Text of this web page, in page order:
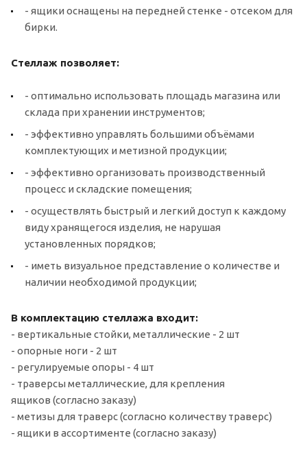
- ящики оснащены на передней стенке - отсеком для
бирки.
Стеллаж позволяет:
- оптимально использовать площадь магазина или
склада при хранении инструментов;
- эффективно управлять большими объёмами
комплектующих и метизной продукции;
- эффективно организовать производственный
процесс и складские помещения;
- осуществлять быстрый и легкий доступ к каждому
виду хранящегося изделия, не нарушая
установленных порядков;
- иметь визуальное представление о количестве и
наличии необходимой продукции;
В комплектацию стеллажа входит:
- вертикальные стойки, металлические - 2 шт
- опорные ноги - 2 шт
- регулируемые опоры - 4 шт
- траверсы металлические, для крепления
ящиков (согласно заказу)
- метизы для траверс (согласно количеству траверс)
- ящики в ассортименте (согласно заказу)